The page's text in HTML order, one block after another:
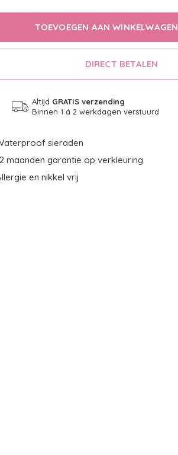
TOEVOEGEN AAN WINKELWAGEN
DIRECT BETALEN
Altijd GRATIS verzending
Binnen 1 á 2 werkdagen verstuurd
sieraden
maanden garantie op verkleuring
en nikkel vrij